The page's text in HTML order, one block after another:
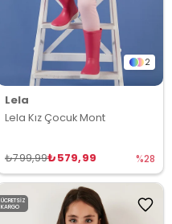
2
Lela
Lela Kız Çocuk Mont
₺579,99
₺799,99 %28
ÜCRETSIZ
KARGO